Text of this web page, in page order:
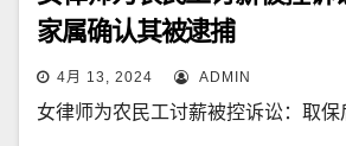
家属确认其被逮捕
4月 13, 2024 ADMIN
女律师为农民工讨薪被控诉讼：取